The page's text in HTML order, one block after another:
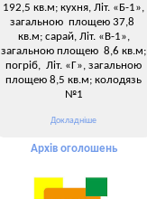
192,5 кв.м; кухня, Літ. «Б-1»,
загальною площею 37,8
кв.м; сарай, Літ. «В-1»,
загальною площею 8,6 кв.м;
погріб, Літ. «Г», загальною
площею 8,5 кв.м; колодязь
№1
Докладніше
Архів оголошень